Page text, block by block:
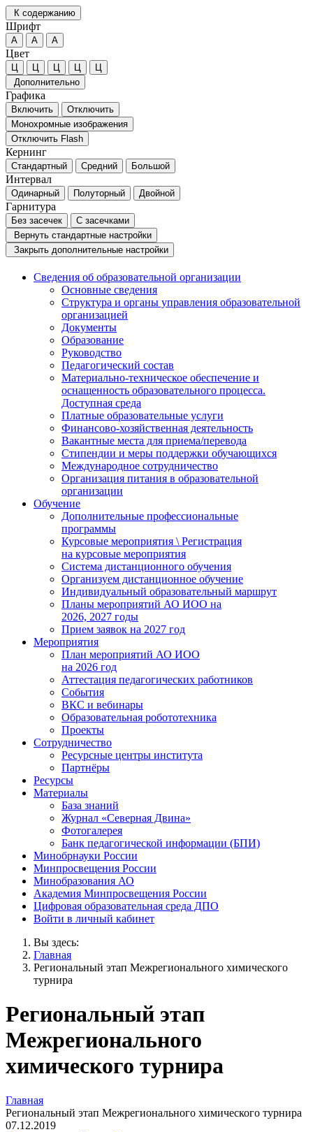
К содержанию
Шрифт
А А А
Цвет
Ц Ц Ц Ц
Ц
Дополнительно
Графика
Включить
Отключить
Монохромные изображения
Отключить Flash
Кернинг
Стандартный Средний Большой
Интервал
Одинарный Полуторный Двойной
Гарнитура
Без засечек
С засечками
Вернуть стандартные настройки
Закрыть дополнительные настройки
Сведения об образовательной организации
Основные сведения
Структура и органы управления образовательной
организацией
Документы
Образование
Руководство
Педагогический состав
Материально-техническое обеспечение и
оснащенность образовательного процесса.
Доступная среда
Платные образовательные услуги
Финансово-хозяйственная деятельность
Вакантные места для приема/перевода
Стипендии и меры поддержки обучающихся
Международное сотрудничество
Организация питания в образовательной
организации
Обучение
Дополнительные профессиональные
программы
Курсовые мероприятия \ Регистрация
на курсовые мероприятия
Система дистанционного обучения
Организуем дистанционное обучение
Индивидуальный образовательный маршрут
Планы мероприятий АО ИОО на
2026, 2027 годы
Прием заявок на 2027 год
Мероприятия
План мероприятий АО ИОО
на 2026 год
Аттестация педагогических работников
События
ВКС и вебинары
Образовательная робототехника
Проекты
Сотрудничество
Ресурсные центры института
Партнёры
Ресурсы
Материалы
База знаний
Журнал «Северная Двина»
Фотогалерея
Банк педагогической информации (БПИ)
Минобрнауки России
Минпросвещения России
Минобразования АО
Академия Минпросвещения России
Цифровая образовательная среда ДПО
Войти в личный кабинет
Вы здесь:
Главная
Региональный этап Межрегионального химического
турнира
Региональный этап
Межрегионального
химического турнира
Главная
Региональный этап Межрегионального химического турнира
07.12.2019